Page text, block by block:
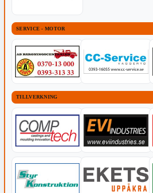
SERVICE - MOTOR
TILLVERKNING